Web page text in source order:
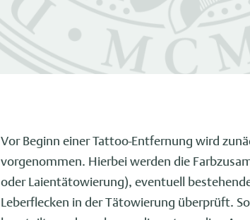
Vor Beginn einer Tattoo-Entfernung wird
vorgenommen. Hierbei werden die
oder Laientätowierung), eventuell
Leberflecken in der Tätowierung überprüft.